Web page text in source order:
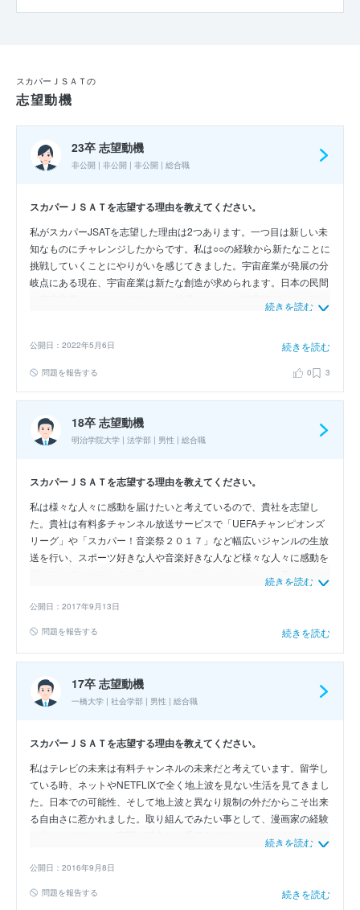
スカパーＪＳＡＴの
志望動機
23卒 志望動機
非公開 | 非公開 | 非公開 | 総合職
スカパーＪＳＡＴを志望する理由を教えてください。
私がスカパーJSATを志望した理由は2つあります。一つ目は新しい未
知なものにチャレンジしたからです。私は○○の経験から新たなことに
挑戦していくことにやりがいを感じてきました。宇宙産業が発展の分
岐点にある現在、宇宙産業は新たな創造が求められます。日本の民間
だからこそ、挑戦のチャンスは広がっていると感じました。二つ目は
日本企業を世界で広めたいという想いがあります。世界5位、アジア
で1位の静止衛星というリソースがある御社で、日本を代表して世界
続きを読む
公開日：2022年5月6日 続きを読む
問題を報告する 0 3
18卒 志望動機
明治学院大学 | 法学部 | 男性 | 総合職
スカパーＪＳＡＴを志望する理由を教えてください。
私は様々な人々に感動を届けたいと考えているので、貴社を志望し
た。貴社は有料多チャンネル放送サービスで「UEFAチャンピオンズ
リーグ」や「スカパー！音楽祭２０１７」など幅広いジャンルの生放
送を行い、スポーツ好きな人や音楽好きな人など様々な人々に感動を
ビスは今後確実に必要とされると私は確信している。なぜなら現在オ
ンデマンドサービスの普及率が上昇し、一人一人が異なったジャンル
のコンテンツを視聴することが選ぶことが可能な時代であるからだ。
したがって将来性あるこのサービスを貴社のプラットフォーム宣伝部
で、様々な人々に広め感動を与えたい。
続きを読む
公開日：2017年9月13日
問題を報告する 続きを読む
17卒 志望動機
一橋大学 | 社会学部 | 男性 | 総合職
スカパーＪＳＡＴを志望する理由を教えてください。
私はテレビの未来は有料チャンネルの未来だと考えています。留学し
ている時、ネットやNETFLIXで全く地上波を見ない生活を見てきまし
た。日本での可能性、そして地上波と異なり規制の外だからこそ出来
る自由さに惹かれました。取り組んでみたい事として、漫画家の経験
キャラコンテンツをグッズ化、場所の聖地化などの企画と連動させ、
ビジネスの一部として番組を捉えなおす事によって利益を生み出した
いです。
続きを読む
公開日：2016年9月8日
問題を報告する 続きを読む